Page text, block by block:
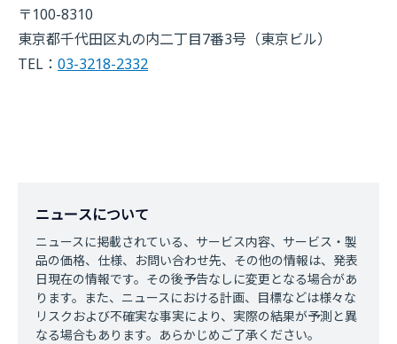
〒100-8310
東京都千代田区丸の内二丁目7番3号（東京ビル）
TEL： 03-3218-2332
ニュースについて
ニュースに掲載されている、サービス内容、サービス・製
品の価格、仕様、お問い合わせ先、その他の情報は、発表
日現在の情報です。その後予告なしに変更となる場合があ
ります。また、ニュースにおける計画、目標などは様々な
リスクおよび不確実な事実により、実際の結果が予測と異
なる場合もあります。あらかじめご了承ください。